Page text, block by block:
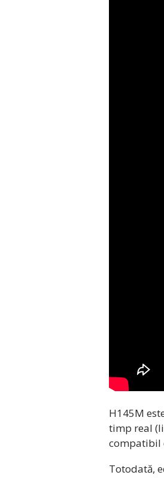
H145M
timp real
compatibil
Totodată,